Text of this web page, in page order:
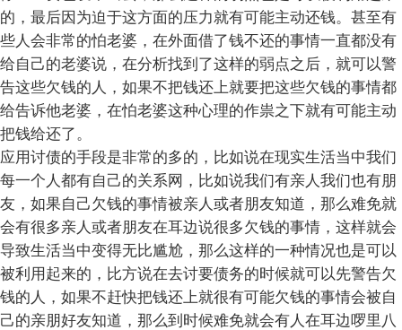
的，最后因为迫于这方面的压力就有可能主动还钱。甚至有
些人会非常的怕老婆，在外面借了钱不还的事情一直都没有
给自己的老婆说，在分析找到了这样的弱点之后，就可以警
告这些欠钱的人，如果不把钱还上就要把这些欠钱的事情都
给告诉他老婆，在怕老婆这种心理的作祟之下就有可能主动
把钱给还了。
应用讨债的手段是非常的多的，比如说在现实生活当中我们
每一个人都有自己的关系网，比如说我们有亲人我们也有朋
友，如果自己欠钱的事情被亲人或者朋友知道，那么难免就
会有很多亲人或者朋友在耳边说很多欠钱的事情，这样就会
导致生活当中变得无比尴尬，那么这样的一种情况也是可以
被利用起来的，比方说在去讨要债务的时候就可以先警告欠
钱的人，如果不赶快把钱还上就很有可能欠钱的事情会被自
己的亲朋好友知道，那么到时候难免就会有人在耳边啰里八